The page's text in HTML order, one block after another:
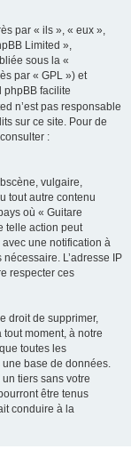
par « ils », « eux »,
Limited »,
sous la «
par « GPL ») et
phpBB facilite
n’est pas responsable
sur ce site. Pour de
:
vulgaire,
tout autre contenu
où « Guitare
telle action peut
une notification à
L’adresse IP
respecter ces
droit de supprimer,
moment, à notre
toutes les
base de données.
tiers sans votre
être tenus
conduire à la